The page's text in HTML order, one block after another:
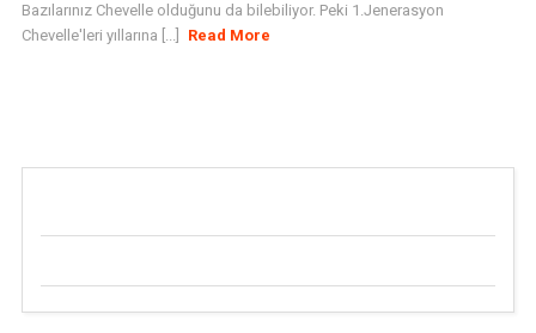
Bazılarınız Chevelle olduğunu da bilebiliyor. Peki 1.Jenerasyon
Chevelle'leri yıllarına [...]
Read More